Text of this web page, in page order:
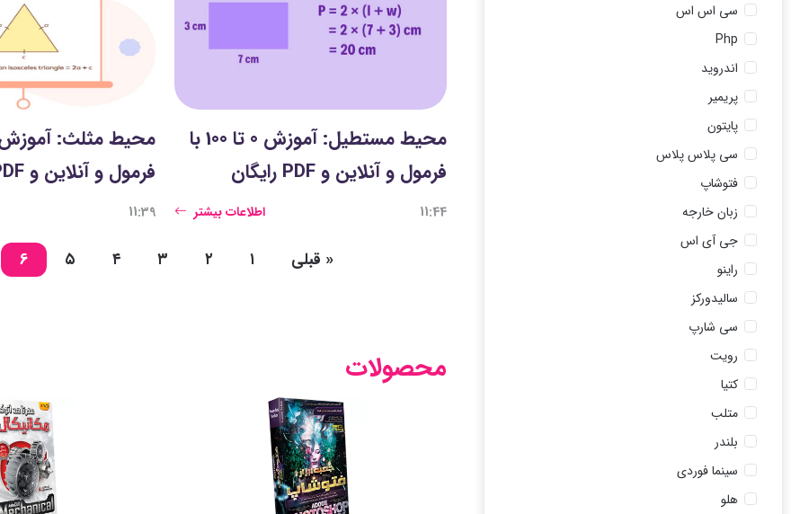
سی اس اس
Php
اندروید
پریمیر
پایتون
سی پلاس پلاس
فتوشاپ
زبان خارجه
جی آی اس
راینو
سالیدورکز
سی شارپ
رویت
کتیا
متلب
بلندر
سینما فوردی
هلو
محیط مستطیل: آموزش 0 تا 100 با
فرمول و آنلاین و PDF رایگان
11:44 اطلاعات بیشتر
فرمول و آنلاین و PDF رایگان
11:39
« قبلی ۱ ۲ ۳ ۴ ۵ 6
محصولات